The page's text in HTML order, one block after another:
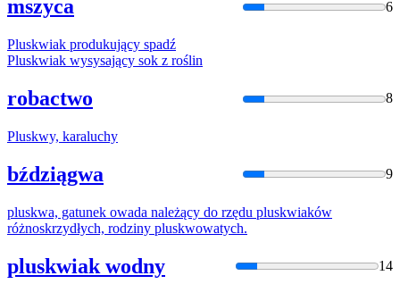
mszyca 6
Pluskwiak produkujący spadź
Pluskwiak wysysający sok z roślin
robactwo 8
Pluskwy, karaluchy
bździągwa 9
pluskwa, gatunek owada należący do rzędu pluskwiaków
różnoskrzydłych, rodziny pluskwowatych.
pluskwiak wodny 14